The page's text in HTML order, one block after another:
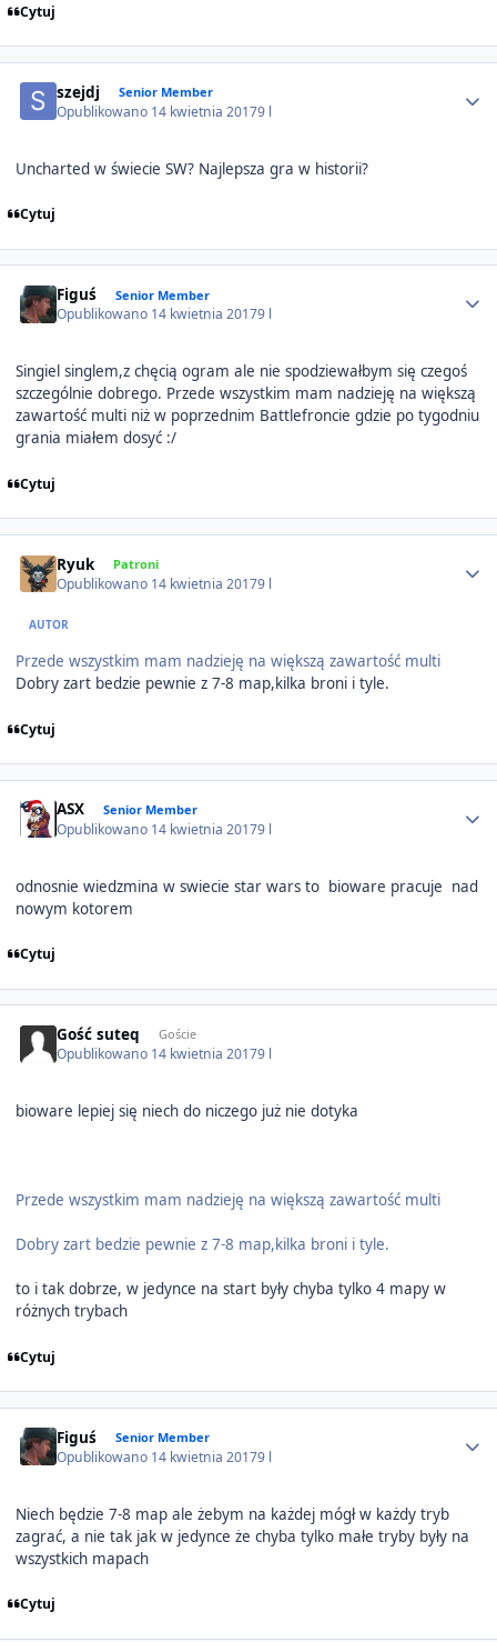
Cytuj
szejdj Senior Member
Opublikowano 14 kwietnia 20179 l
Uncharted w świecie SW? Najlepsza gra w historii?
Cytuj
Figuś Senior Member
Opublikowano 14 kwietnia 20179 l
Singiel singlem,z chęcią ogram ale nie spodziewałbym się czegoś
szczególnie dobrego. Przede wszystkim mam nadzieję na większą
zawartość multi niż w poprzednim Battlefroncie gdzie po tygodniu
grania miałem dosyć :/
Cytuj
Ryuk Patroni
Opublikowano 14 kwietnia 20179 l
AUTOR
Przede wszystkim mam nadzieję na większą zawartość multi
Dobry zart bedzie pewnie z 7-8 map,kilka broni i tyle.
Cytuj
ASX Senior Member
Opublikowano 14 kwietnia 20179 l
odnosnie wiedzmina w swiecie star wars to bioware pracuje nad
nowym kotorem
Cytuj
Gość suteq Goście
Opublikowano 14 kwietnia 20179 l
bioware lepiej się niech do niczego już nie dotyka
Przede wszystkim mam nadzieję na większą zawartość multi
Dobry zart bedzie pewnie z 7-8 map,kilka broni i tyle.
to i tak dobrze, w jedynce na start były chyba tylko 4 mapy w
różnych trybach
Cytuj
Figuś Senior Member
Opublikowano 14 kwietnia 20179 l
Niech będzie 7-8 map ale żebym na każdej mógł w każdy tryb
zagrać, a nie tak jak w jedynce że chyba tylko małe tryby były na
wszystkich mapach
Cytuj